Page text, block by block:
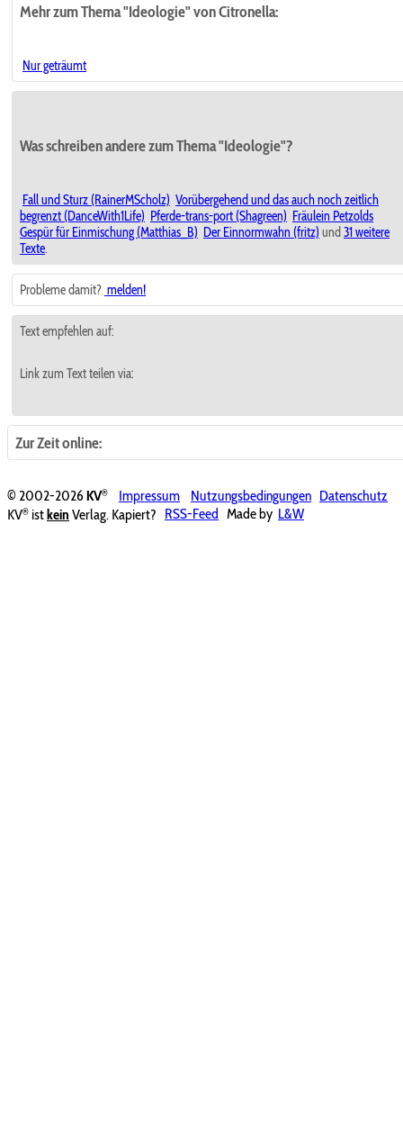
Mehr zum Thema "Ideologie" von Citronella:
Nur geträumt
Was schreiben andere zum Thema "Ideologie"?
Fall und Sturz (RainerMScholz) Vorübergehend und das auch noch zeitlich
begrenzt (DanceWith1Life) Pferde-trans-port (Shagreen) Fräulein Petzolds
Gespür für Einmischung (Matthias_B) Der Einnormwahn (fritz) und 31 weitere
Texte.
Probleme damit? melden!
Text empfehlen auf:
Link zum Text teilen via:
Zur Zeit online:
© 2002-2026KV® Impressum Nutzungsbedingungen Datenschutz
KV® istkein Verlag. Kapiert? RSS-Feed Made by L&W